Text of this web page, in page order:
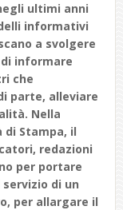
ultimi anni
informativi
a svolgere
informare
che
parte, alleviare
Nella
di Stampa, il
redazioni
per portare
di un
per allargare il